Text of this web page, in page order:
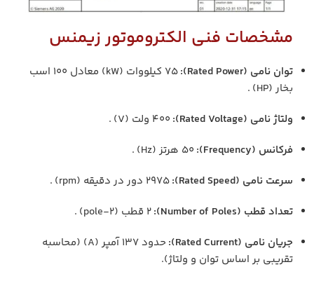
مشخصات فنی الکتروموتور زیمنس
توان نامی (Rated Power):
۷۵ کیلووات (kW) معادل ۱۰۰ اسب
بخار (HP) .
ولتاژ نامی (Rated Voltage):
فرکانس (Frequency):
سرعت نامی (Rated Speed):
تعداد قطب (Number of Poles):
جریان نامی (Rated Current):
حدود ۱۳۷ آمپر (A) (محاسبه
تقریبی بر اساس توان و ولتاژ).